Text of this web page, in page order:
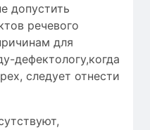
допустить
речевого
для
дефектологу,когда
следует отнести